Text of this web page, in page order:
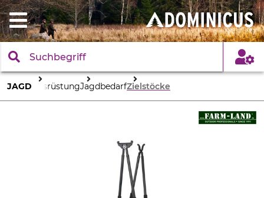
JAGD AusrüstungJagdbedarfZielstöcke